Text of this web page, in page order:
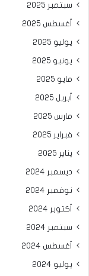
سبتمبر 2025
أغسطس 2025
يوليو 2025
يونيو 2025
مايو 2025
أبريل 2025
مارس 2025
فبراير 2025
يناير 2025
ديسمبر 2024
نوفمبر 2024
أكتوبر 2024
سبتمبر 2024
أغسطس 2024
يوليو 2024